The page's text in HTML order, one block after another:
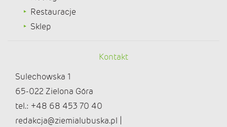
Restauracje
Sklep
Kontakt
Sulechowska 1
65-022 Zielona Góra
tel.: +48 68 453 70 40
redakcja@ziemialubuska.pl |